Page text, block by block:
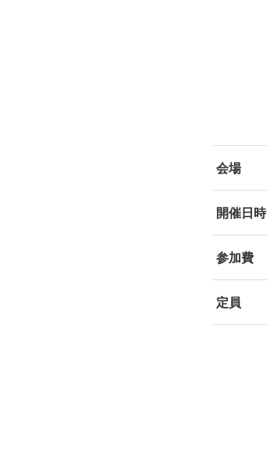
会場
開催日時
参加費
定員